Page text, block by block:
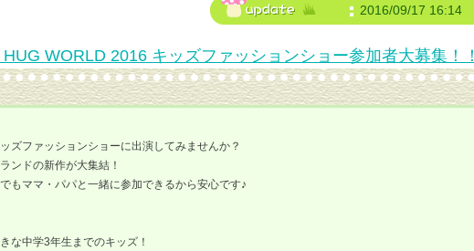
2016/09/17 16:14
HUG WORLD 2016 キッズファッションショー参加者大募集！！
ズファッションショーに出演してみませんか？
ンドの新作が大集結！
もママ・パパと一緒に参加できるから安心です♪
な中学3年生までのキッズ！